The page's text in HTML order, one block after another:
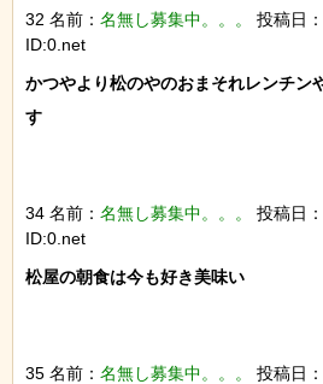
32 名前： 名無し募集中。。。
投稿日
ID:0.net
かつやより松のやのおまそれレンチン
す
34 名前： 名無し募集中。。。
投稿日
ID:0.net
松屋の朝食は今も好き美味い
35 名前： 名無し募集中。。。
投稿日